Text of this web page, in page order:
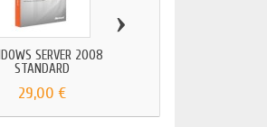
SERVER 2008
STANDARD
29,00 €
›